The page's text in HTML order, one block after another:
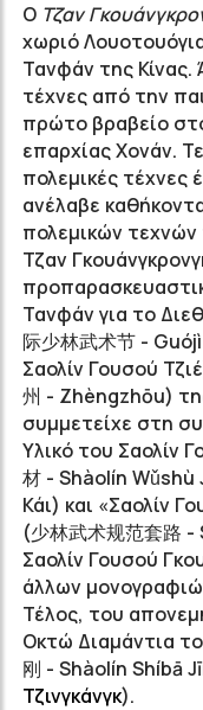
Ο Τζαν
χωριό
Τανφάν της Κίνας.
τέχνες από την
πρώτο βραβείο
επαρχίαςΧονάν.
πολεμικές τέχνες
ανέλαβε
πολεμικών
Τζαν
Τανφάν για το
际少林武术节 - Guójì
Σαολίν Γουσού Τζιέ
州 - Zhèngzhōu)
συμμετείχε στη
Υλικό του Σαολίν
材 - Shàolín Wǔshù
Κάι) και «Σαολίν
(少林武术规范套路 -
Σαολίν Γουσού
άλλων
Τέλος, του
Οκτώ Διαμάντια
刚 - Shàolín Shíbā
Τζινγκάνγκ).